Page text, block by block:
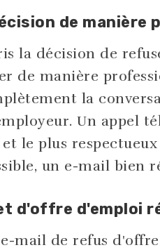
de manière
la décision de
de manière
la
Un appel
le plus
un e-mail bien
d'offre d'emploi
mail de refus